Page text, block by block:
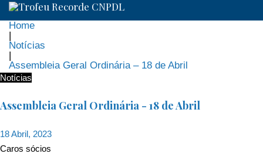
Home
|
Notícias
|
Assembleia Geral Ordinária – 18 de Abril
Notícias
Assembleia Geral Ordinária - 18 de Abril
18 Abril, 2023
Caros sócios